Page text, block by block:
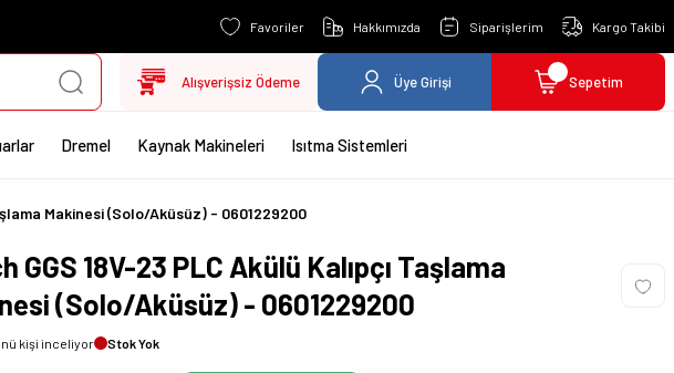
Favoriler Hakkımızda Siparişlerim Kargo Takibi
Alışverişsiz Ödeme Üye Girişi Sepetim
Dremel Kaynak Makineleri Isıtma Sistemleri
Makinesi (Solo/Aküsüz) - 0601229200
GGS 18V-23 PLC Akülü Kalıpçı Taşlama
(Solo/Aküsüz) - 0601229200
kişi inceliyor Stok Yok